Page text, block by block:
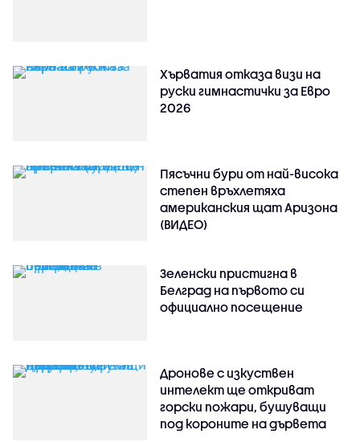
Хърватия отказа визи на
руски гимнастички за Евро
2026
Пясъчни бури от най-висока
степен връхлетяха
американския щат Аризона
(ВИДЕО)
Зеленски пристигна в
Белград на първото си
официално посещение
Дронове с изкуствен
интелект ще откриват
горски пожари, бушуващи
под короните на дървета